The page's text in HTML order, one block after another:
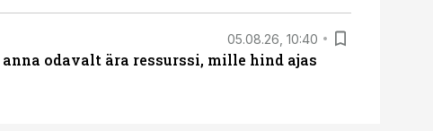
05.08.26, 10:40
anna odavalt ära ressurssi, mille hind ajas